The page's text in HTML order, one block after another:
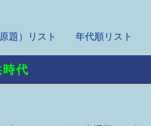
）リスト 年代順リスト
代